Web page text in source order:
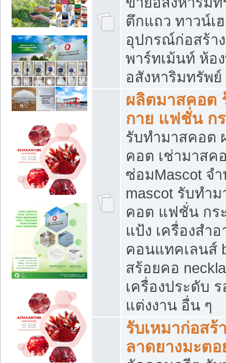
ตึกแถว ทาวน์เ
อุปกรณ์ก่อสร้า
พาร์ทเม้นท์ ห้อ
อสังหาริมทรัพ
ผลิตมาสคอต
กาย แฟชั่น กร
รับทำมาสคอต
คอต เช่ามาสค
ซ่อมMascot จ
mascot รับทำ
คอต แฟชั่น กระ
แป้ง เครื่องสำ
คอนแทคเลนส์
สร้อยคอ
เครื่องประดับ ร
แต่งงาน อื่น ๆ
รับเหมาก่อส
ลาดยางมะต